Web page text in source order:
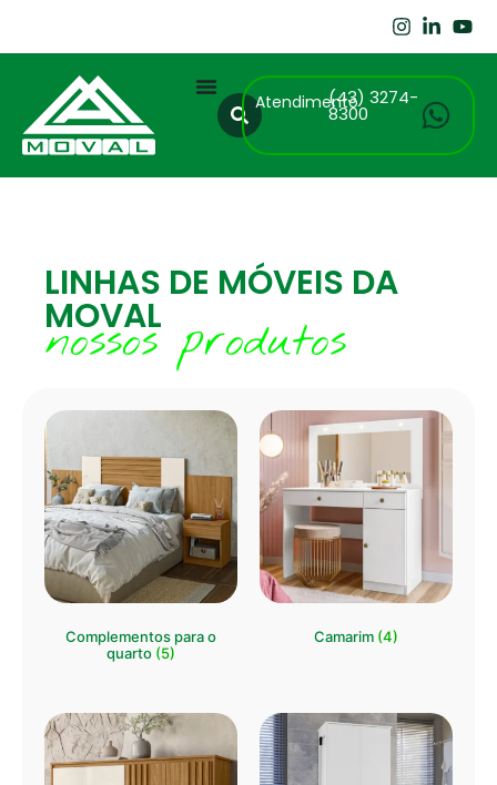
Atendimento(43) 3274-
8300
LINHAS DE MÓVEIS DA
MOVAL
nossos produtos
Complementos para o
quarto (5)
Camarim (4)